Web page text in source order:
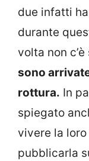
due infatti
durante
volta non
sono
rottura. In
spiegato
vivere la
pubblicarla